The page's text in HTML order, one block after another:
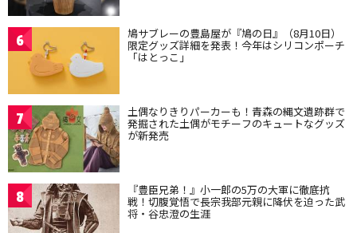
6 鳩サブレーの豊島屋が『鳩の日』（8月10日）
限定グッズ詳細を発表！今年はシリコンポーチ
「はとっこ」
7 土偶なりきりパーカーも！青森の縄文遺跡群で
発掘された土偶がモチーフのキュートなグッズ
が新発売
8 『豊臣兄弟！』小一郎の5万の大軍に徹底抗
戦！切腹覚悟で長宗我部元親に降伏を迫った武
将・谷忠澄の生涯